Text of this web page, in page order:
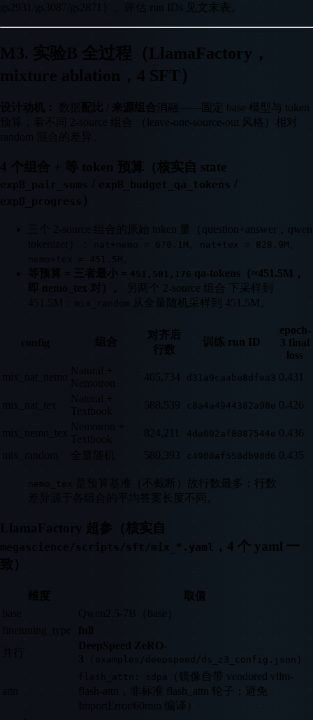
gs2931/gs3087/gs2871）。评估 run IDs 见文末表。
M3. 实验B 全过程（LlamaFactory，
mixture ablation，4 SFT）
配比 / 来源组合消融——固定 base 模型与 token
预算，看不同 2-source 组合 （leave-one-source-out 风格）相对
random 混合的差异。
4 个组合 + 等 token 预算（核实自 state
expB_pair_sums expB_budget_qa_tokens /
expB_progress
三个 2-source 组合的原始 token 量（question+answer，qwen
nat+nemo = 670.1M nat+tex = 828.9M
nemo+tex = 451.5M
等预算 = 三者最小 = 451,501,176 qa-tokens（≈451.5M，
即 nemo_tex 对）。
另两个 2-source 组合 下采样到
451.5M；
mix_random 从全量随机采样到 451.5M。
组合
对齐后
行数
训练 run ID
epoch-
3 final
loss
Natural +
405,734 d31a9caabe8dfea3 0.431
mix_nat_tex 588,539 c8a4a4944382a98e 0.426
Nemotron +
Textbook
824,211 4da002af8087544e 0.436
mix_random
全量随机 580,393 c4900af558db98d6 0.435
是预算基准（不截断）故行数最多；行数
差异源于各组合的平均答案长度不同。
LlamaFactory 超参（核实自
megascience/scripts/sft/mix_*.yaml ，4 个 yaml 一
取值
Qwen2.5-7B（base）
并行
DeepSpeed ZeRO-
（ examples/deepspeed/ds_z3_config.json ）
flash_attn: sdpa
（镜像自带 vendored vllm-
flash-attn，非标准 flash_attn 轮子；避免
ImportError/60min 编译）